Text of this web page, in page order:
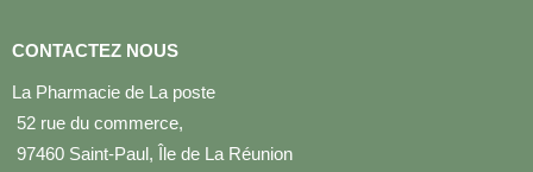
CONTACTEZ NOUS
La Pharmacie de La poste
52 rue du commerce,
97460 Saint-Paul, Île de La Réunion